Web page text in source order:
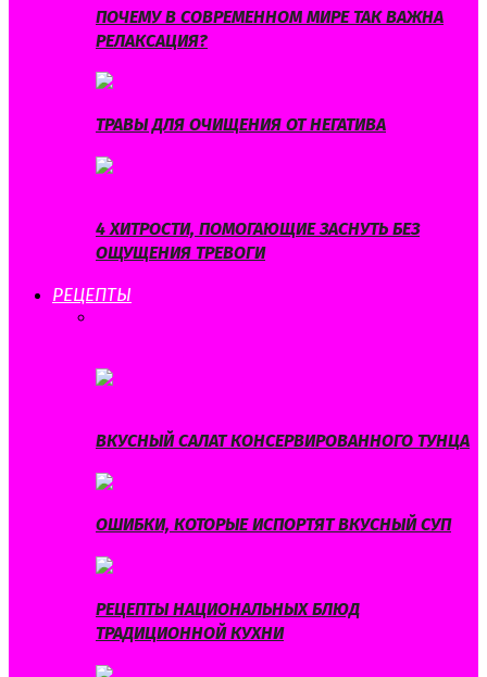
ПОЧЕМУ В СОВРЕМЕННОМ МИРЕ ТАК ВАЖНА
РЕЛАКСАЦИЯ?
ТРАВЫ ДЛЯ ОЧИЩЕНИЯ ОТ НЕГАТИВА
4 ХИТРОСТИ, ПОМОГАЮЩИЕ ЗАСНУТЬ БЕЗ
ОЩУЩЕНИЯ ТРЕВОГИ
РЕЦЕПТЫ
ВКУСНЫЙ САЛАТ КОНСЕРВИРОВАННОГО ТУНЦА
ОШИБКИ, КОТОРЫЕ ИСПОРТЯТ ВКУСНЫЙ СУП
РЕЦЕПТЫ НАЦИОНАЛЬНЫХ БЛЮД
ТРАДИЦИОННОЙ КУХНИ